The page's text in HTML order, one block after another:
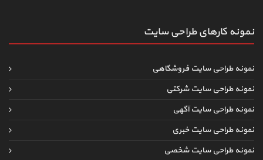
نمونه کارهای طراحی سایت
نمونه طراحی سایت فروشگاهی
نمونه طراحی سایت شرکتی
نمونه طراحی سایت آگهی
نمونه طراحی سایت خبری
نمونه طراحی سایت شخصی